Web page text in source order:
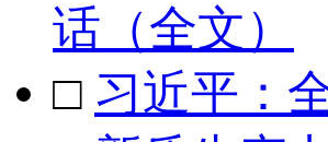
话（全文）
□ 习近平：